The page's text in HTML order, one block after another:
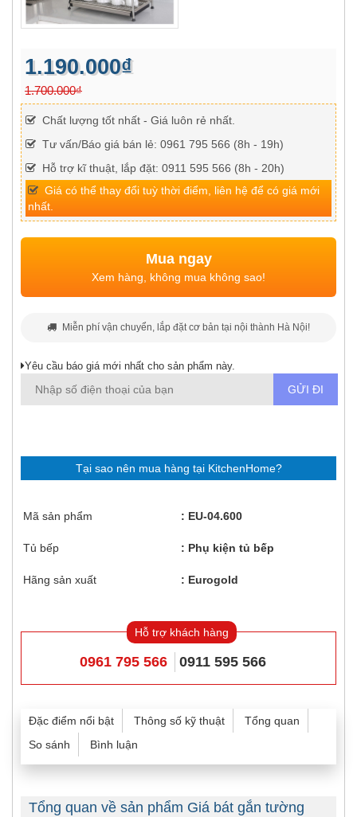
1.190.000₫
1.700.000₫
Chất lượng tốt nhất - Giá luôn rẻ nhất.
Tư vấn/Báo giá bán lẻ: 0961 795 566 (8h - 19h)
Hỗ trợ kĩ thuật, lắp đặt: 0911 595 566 (8h - 20h)
Giá có thể thay đổi tuỳ thời điểm, liên hệ để có giá mới
nhất.
Mua ngay
Xem hàng, không mua không sao!
Miễn phí vận chuyển, lắp đặt cơ bản tại nội thành Hà Nội!
Yêu cầu báo giá mới nhất cho sản phẩm này.
Tại sao nên mua hàng tại KitchenHome?
Mã sản phẩm EU-04.600
Tủ bếp Phụ kiện tủ bếp
Hãng sản xuất Eurogold
Hỗ trợ khách hàng
0961 795 566 0911 595 566
Đặc điểm nổi bật Thông số kỹ thuật
Tổng quan
So sánh
Bình luận
Tổng quan về sản phẩm Giá bát gắn tường